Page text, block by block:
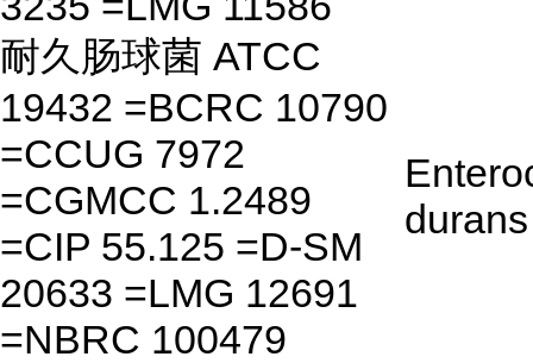
耐久肠球菌 ATCC
19432 =BCRC 10790
=CCUG 7972
=CGMCC 1.2489
=CIP 55.125 =D-SM
20633 =LMG 12691
=NBRC 100479
durans